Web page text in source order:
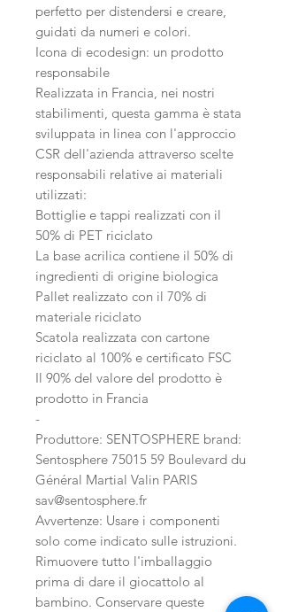
perfetto per distendersi e creare,
guidati da numeri e colori.
Icona di ecodesign: un prodotto
responsabile
Realizzata in Francia, nei nostri
stabilimenti, questa gamma è stata
sviluppata in linea con l'approccio
CSR dell'azienda attraverso scelte
responsabili relative ai materiali
utilizzati:
Bottiglie e tappi realizzati con il
50% di PET riciclato
La base acrilica contiene il 50% di
ingredienti di origine biologica
Pallet realizzato con il 70% di
materiale riciclato
Scatola realizzata con cartone
riciclato al 100% e certificato FSC
Il 90% del valore del prodotto è
prodotto in Francia
-
Produttore: SENTOSPHERE brand:
Sentosphere 75015 59 Boulevard du
Général Martial Valin PARIS
sav@sentosphere.fr
Avvertenze: Usare i componenti
solo come indicato sulle istruzioni.
Rimuovere tutto l'imballaggio
prima di dare il giocattolo al
bambino. Conservare queste